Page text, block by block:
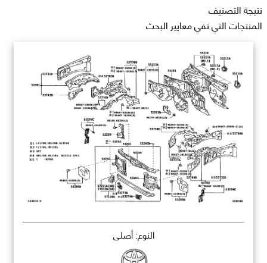
نتيجة التصنيف
المنتجات التي تفي معايير البحث
النوع: أصلي